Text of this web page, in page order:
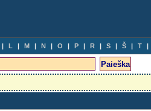
L M N O P R S Š T